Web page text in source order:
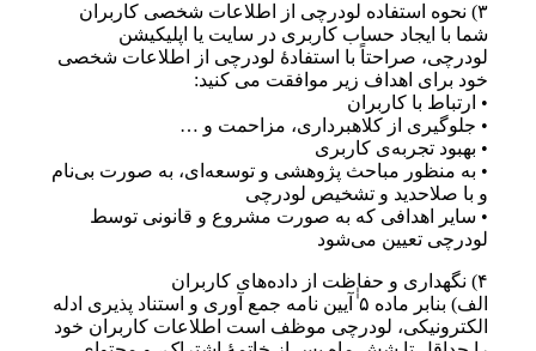
۳) نحوه استفاده لودرچی از اطلاعات شخصی کاربران
شما با ایجاد حساب کاربری در سایت یا اپلیکیشن
لودرچی، صراحتاً با استفادهٔ لودرچی از اطلاعات شخصی
خود برای اهداف زیر موافقت می کنید:
• ارتباط با کاربران
• جلوگیری از کلاهبرداری، مزاحمت و …
• بهبود تجربه‌ی کاربری
• به منظور مباحث پژوهشی و توسعه‌ای، به صورت بی‌نام
و با صلاحدید و تشخیص لودرچی
• سایر اهدافی که به صورت مشروع و قانونی توسط
لودرچی تعیین می‌شود
۴) نگهداری و حفاظت از داده‌های کاربران
الف) بنابر ماده ۵ ٰٰآیین نامه جمع آوری و استناد پذیری ادله
الکترونیکی، لودرچی موظف است اطلاعات کاربران خود